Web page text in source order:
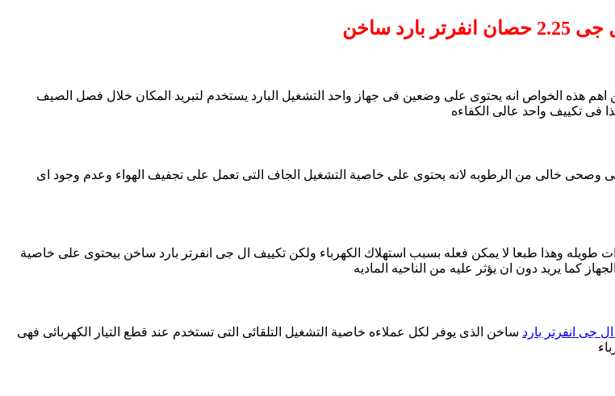
ساخن
هذه الخواص انه يحتوى على وضعين فى جهاز واحد التشغيل البارد يستخدم لتبريد المكان خلال فصل الصيف
فى تكييف واحد عالى الكفاءه
وصحى خالى من الرطوبه لانه يحتوى على خاصية التشغيل الجاف التى تعمل على تجفيف الهواء وعدم وجود اى
طويله وهذا طبعا لا يمكن فعله بسبب استهلاك الكهرباء ولكن تكييف ال جى انفرتر بارد ساخن بيحتوى على خاصية
كما يريد دون ان يؤثر عليه من الناحيه الماديه
جى انفرتر بارد ساخن الذى يوفر لكل عملاءه خاصية التشغيل التلقائى التى تستخدم عند قطع التيار الكهربائى فهى